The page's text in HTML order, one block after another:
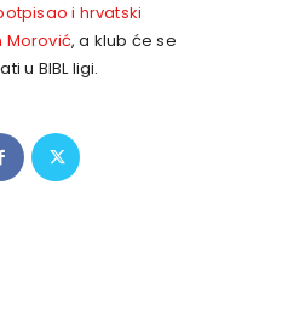
i hrvatski
Morović, a klub će se
u BIBL ligi.